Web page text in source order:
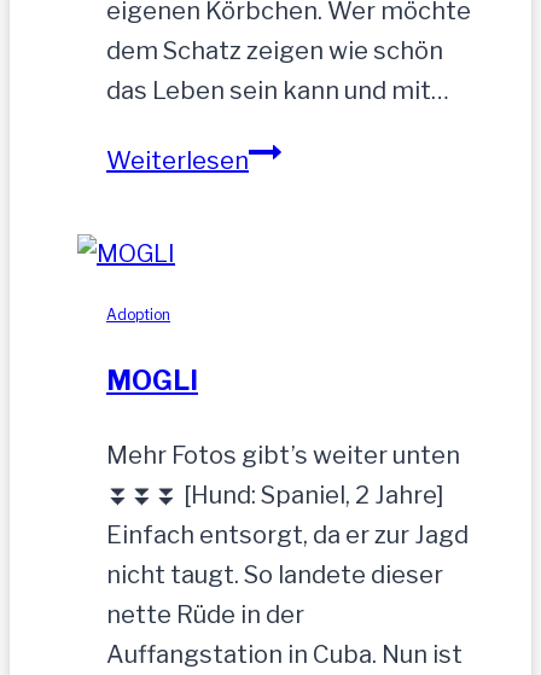
eigenen Körbchen. Wer möchte
dem Schatz zeigen wie schön
das Leben sein kann und mit…
WeiterlesenZEUS
Adoption
MOGLI
Mehr Fotos gibt’s weiter unten
⏬⏬⏬ [Hund: Spaniel, 2 Jahre]
Einfach entsorgt, da er zur Jagd
nicht taugt. So landete dieser
nette Rüde in der
Auffangstation in Cuba. Nun ist